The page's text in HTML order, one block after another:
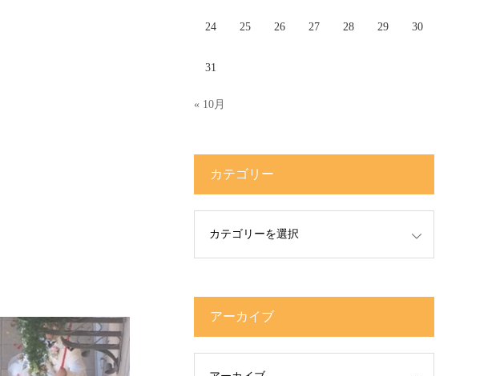
24 25 26 27 28 29 30
31
« 10月
カテゴリー
アーカイブ